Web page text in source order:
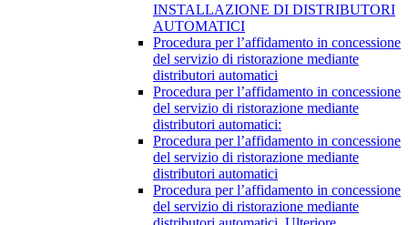
INSTALLAZIONE DI DISTRIBUTORI
AUTOMATICI
Procedura per l’affidamento in concessione
del servizio di ristorazione mediante
distributori automatici
Procedura per l’affidamento in concessione
del servizio di ristorazione mediante
distributori automatici:
Procedura per l’affidamento in concessione
del servizio di ristorazione mediante
distributori automatici
Procedura per l’affidamento in concessione
del servizio di ristorazione mediante